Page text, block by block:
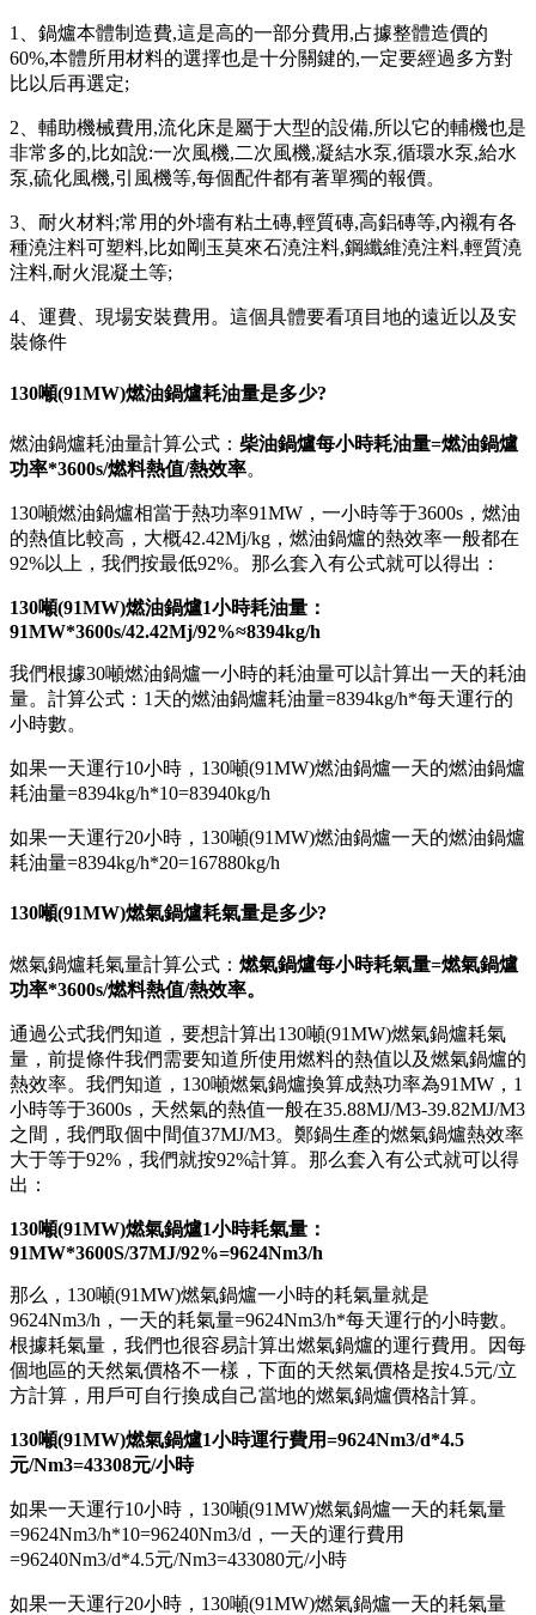
1、鍋爐本體制造費,這是高的一部分費用,占據整體造價的
60%,本體所用材料的選擇也是十分關鍵的,一定要經過多方對
比以后再選定;
2、輔助機械費用,流化床是屬于大型的設備,所以它的輔機也是
非常多的,比如說:一次風機,二次風機,凝結水泵,循環水泵,給水
泵,硫化風機,引風機等,每個配件都有著單獨的報價。
3、耐火材料;常用的外墻有粘土磚,輕質磚,高鋁磚等,內襯有各
種澆注料可塑料,比如剛玉莫來石澆注料,鋼纖維澆注料,輕質澆
注料,耐火混凝土等;
4、運費、現場安裝費用。這個具體要看項目地的遠近以及安
裝條件
130噸(91MW)燃油鍋爐耗油量是多少?
燃油鍋爐耗油量計算公式： 柴油鍋爐每小時耗油量=燃油鍋爐
功率*3600s/燃料熱值/熱效率。
130噸燃油鍋爐相當于熱功率91MW，一小時等于3600s，燃油
的熱值比較高，大概42.42Mj/kg，燃油鍋爐的熱效率一般都在
92%以上，我們按最低92%。那么套入有公式就可以得出：
130噸(91MW)燃油鍋爐1小時耗油量：
91MW*3600s/42.42Mj/92%≈8394kg/h
我們根據30噸燃油鍋爐一小時的耗油量可以計算出一天的耗油
量。計算公式：1天的燃油鍋爐耗油量=8394kg/h*每天運行的
小時數。
如果一天運行10小時，130噸(91MW)燃油鍋爐一天的燃油鍋爐
耗油量=8394kg/h*10=83940kg/h
如果一天運行20小時，130噸(91MW)燃油鍋爐一天的燃油鍋爐
耗油量=8394kg/h*20=167880kg/h
130噸(91MW)燃氣鍋爐耗氣量是多少?
燃氣鍋爐耗氣量計算公式： 燃氣鍋爐每小時耗氣量=燃氣鍋爐
功率*3600s/燃料熱值/熱效率。
通過公式我們知道，要想計算出130噸(91MW)燃氣鍋爐耗氣
量，前提條件我們需要知道所使用燃料的熱值以及燃氣鍋爐的
熱效率。我們知道，130噸燃氣鍋爐換算成熱功率為91MW，1
小時等于3600s，天然氣的熱值一般在35.88MJ/M3-39.82MJ/M3
之間，我們取個中間值37MJ/M3。鄭鍋生產的燃氣鍋爐熱效率
大于等于92%，我們就按92%計算。那么套入有公式就可以得
出：
130噸(91MW)燃氣鍋爐1小時耗氣量：
91MW*3600S/37MJ/92%=9624Nm3/h
那么，130噸(91MW)燃氣鍋爐一小時的耗氣量就是
9624Nm3/h，一天的耗氣量=9624Nm3/h*每天運行的小時數。
根據耗氣量，我們也很容易計算出燃氣鍋爐的運行費用。因每
個地區的天然氣價格不一樣，下面的天然氣價格是按4.5元/立
方計算，用戶可自行換成自己當地的燃氣鍋爐價格計算。
130噸(91MW)燃氣鍋爐1小時運行費用=9624Nm3/d*4.5
元/Nm3=43308元/小時
如果一天運行10小時，130噸(91MW)燃氣鍋爐一天的耗氣量
=9624Nm3/h*10=96240Nm3/d，一天的運行費用
=96240Nm3/d*4.5元/Nm3=433080元/小時
如果一天運行20小時，130噸(91MW)燃氣鍋爐一天的耗氣量